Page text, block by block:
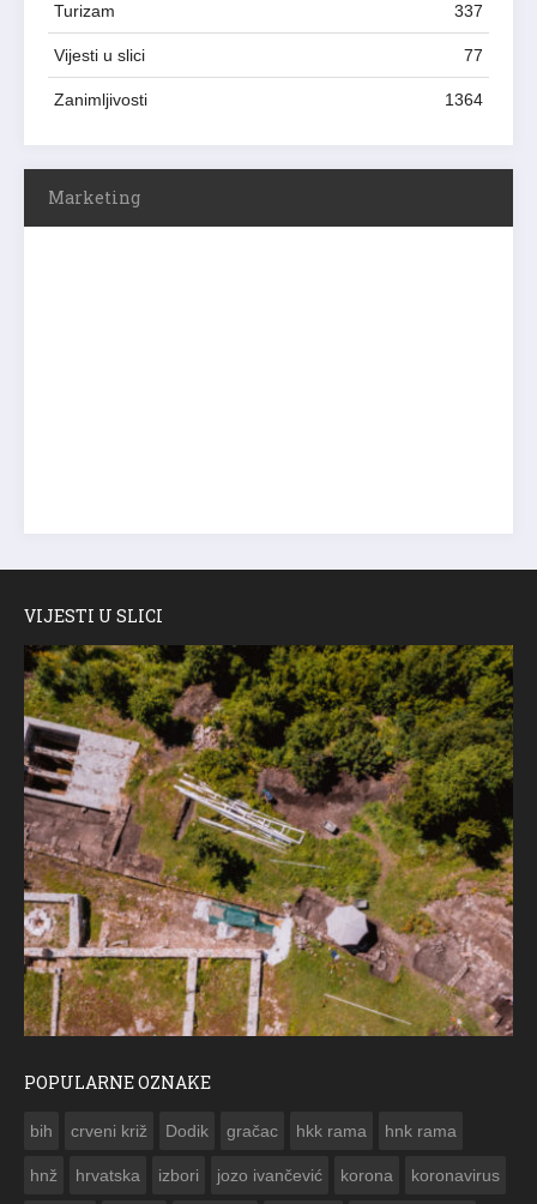
Turizam 337
Vijesti u slici 77
Zanimljivosti 1364
Marketing
VIJESTI U SLICI
POPULARNE OZNAKE
bih crveni križ Dodik gračac hkk rama hnk rama
hnž hrvatska izbori jozo ivančević korona koronavirus